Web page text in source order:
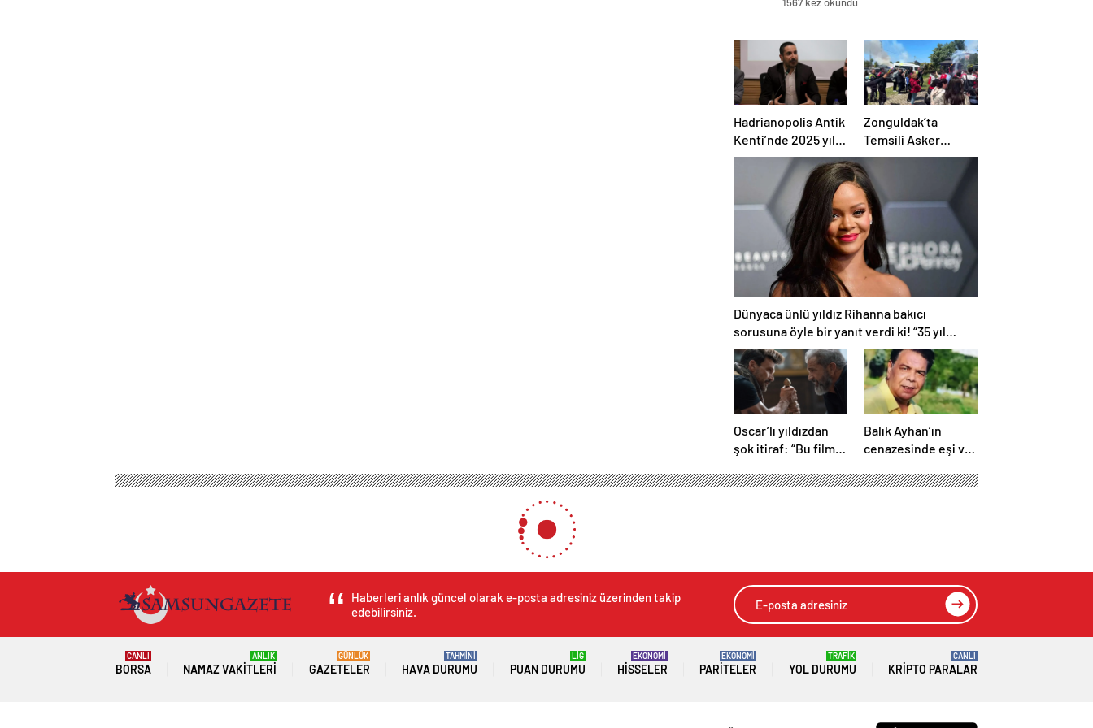
1567 kez okundu
Hadrianopolis Antik
Kenti’nde 2025 yılı
kazı sezonu başladı
Zonguldak’ta
Temsili Asker
Uğurlama Konvoyu
Dünyaca ünlü yıldız Rihanna bakıcı
sorusuna öyle bir yanıt verdi ki! “35 yıl
boyunca…”
Oscar’lı yıldızdan
şok itiraf: “Bu film
yayınlanmamalıydı!”
Balık Ayhan’ın
cenazesinde eşi ve
yürekleri dağladı:
Beijing’de Fener Festivali Coşkusu
Beijing’de Fener Festivali Coşkusu